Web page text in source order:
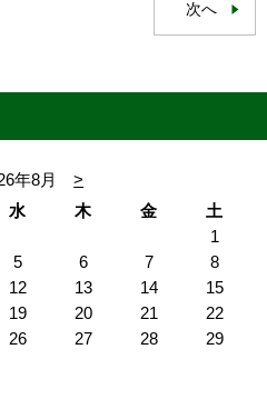
次へ
年8月
>
水 木 金
土
1
5 6 7
8
12 13 14
15
19 20 21
22
26 27 28
29